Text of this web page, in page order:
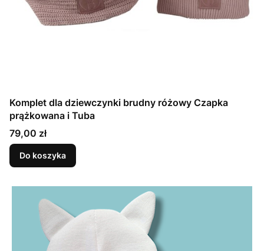
Komplet dla dziewczynki brudny różowy Czapka
prążkowana i Tuba
Cena
79,00 zł
Do koszyka